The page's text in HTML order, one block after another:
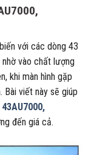
với các dòng 43
vào chất lượng
khi màn hình gặp
Bài viết này sẽ giúp
đến giá cả.